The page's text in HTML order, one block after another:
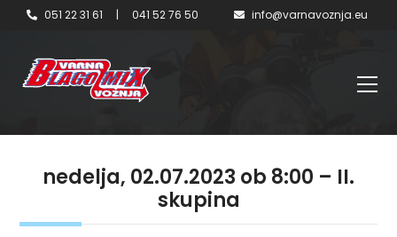
051 22 31 61 | 041 52 76 50 info@varnavoznja.eu
nedelja, 02.07.2023 ob 8:00 – II.
skupina